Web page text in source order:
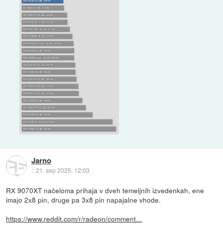
Jarno
::21. sep 2025, 12:03
RX 9070XT načeloma prihaja v dveh temeljnih izvedenkah, ene
imajo 2x8 pin, druge pa 3x8 pin napajalne vhode.
https://www.reddit.com/r/radeon/comment...